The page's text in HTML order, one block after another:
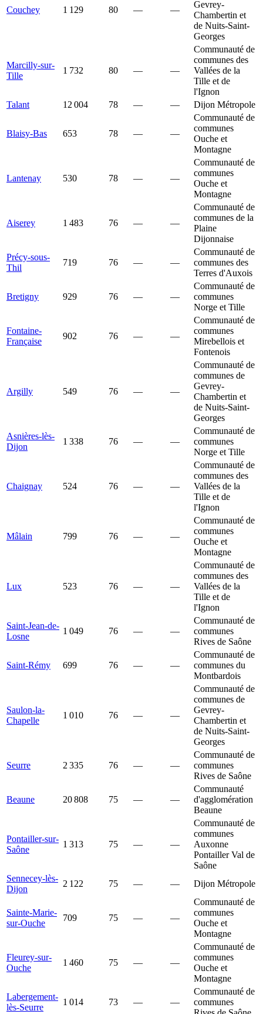
Couchey 1 129 80 — —
Gevrey-
Chambertin et
de Nuits-Saint-
Georges
Marcilly-sur-
Tille
1 732 80 — —
Communauté de
communes des
Vallées de la
Tille et de
l'Ignon
Talant
12 004 78 — — Dijon Métropole
Blaisy-Bas 653 78 — —
Communauté de
communes
Ouche et
Montagne
Lantenay 530 78 — —
Communauté de
communes
Ouche et
Montagne
Aiserey 1 483 76 — —
Communauté de
communes de la
Plaine
Dijonnaise
Précy-sous-
Thil
719 76 — —
Communauté de
communes des
Terres d'Auxois
Bretigny 929 76 — —
Communauté de
communes
Norge et Tille
Fontaine-
Française
902 76 — —
Communauté de
communes
Mirebellois et
Fontenois
Argilly 549 76 — —
Communauté de
communes de
Gevrey-
Chambertin et
de Nuits-Saint-
Georges
Asnières-lès-
Dijon
1 338 76 — —
Communauté de
communes
Norge et Tille
Chaignay 524 76 — —
Communauté de
communes des
Vallées de la
Tille et de
l'Ignon
Mâlain 799 76 — —
Communauté de
communes
Ouche et
Montagne
Lux 523 76 — —
Communauté de
communes des
Vallées de la
Tille et de
l'Ignon
Saint-Jean-de-
Losne
1 049 76 — —
Communauté de
communes
Rives de Saône
Saint-Rémy 699 76 — —
Communauté de
communes du
Montbardois
Saulon-la-
Chapelle
1 010 76 — —
Communauté de
communes de
Gevrey-
Chambertin et
de Nuits-Saint-
Georges
Seurre 2 335 76 — —
Communauté de
communes
Rives de Saône
Beaune 20 808 75 — —
Communauté
d'agglomération
Beaune
Pontailler-sur-
Saône
1 313 75 — —
Communauté de
communes
Auxonne
Pontailler Val de
Saône
Sennecey-lès-
Dijon
2 122 75 — — Dijon Métropole
Sainte-Marie-
sur-Ouche
709 75 — —
Communauté de
communes
Ouche et
Montagne
Fleurey-sur-
Ouche
1 460 75 — —
Communauté de
communes
Ouche et
Montagne
Labergement-
lès-Seurre
1 014 73 — —
Communauté de
communes